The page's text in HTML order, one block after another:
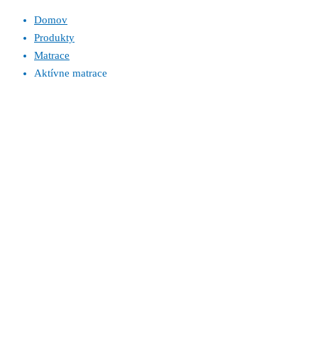
Domov
Produkty
Matrace
Aktívne matrace